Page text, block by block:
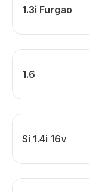
1.3i Furgao
1.6
Si 1.4i 16v